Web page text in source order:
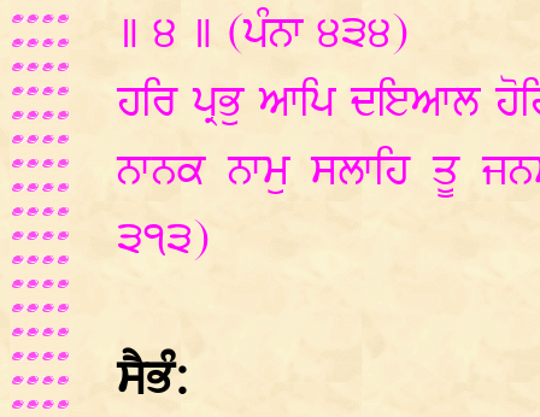
॥ ੪ ॥ (ਪੰਨਾ ੪੩੪)
ਹਰਿ ਪ੍ਰਭੁ ਆਪਿ ਦਇਆਲ
ਨਾਨਕ ਨਾਮੁ ਸਲਾਹਿ ਤੂ
੩੧੩)
ਸੈਭੰ: